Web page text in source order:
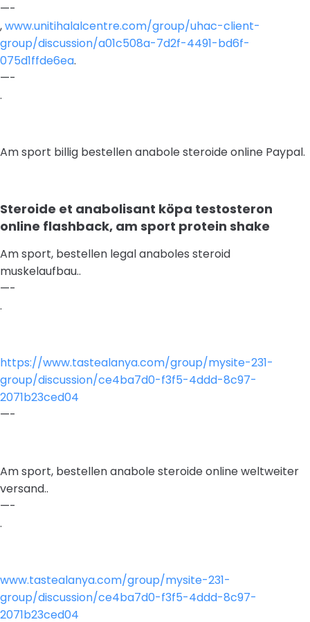
—-
,www.unitihalalcentre.com/group/uhac-client-
group/discussion/a01c508a-7d2f-4491-bd6f-
075d1ffde6ea.
—-
.
Am sport billig bestellen anabole steroide online Paypal.
Steroide et anabolisant köpa testosteron
online flashback, am sport protein shake
Am sport, bestellen legal anaboles steroid
muskelaufbau..
—-
.
https://www.tastealanya.com/group/mysite-231-
group/discussion/ce4ba7d0-f3f5-4ddd-8c97-
2071b23ced04
—-
Am sport, bestellen anabole steroide online weltweiter
versand..
—-
.
www.tastealanya.com/group/mysite-231-
group/discussion/ce4ba7d0-f3f5-4ddd-8c97-
2071b23ced04